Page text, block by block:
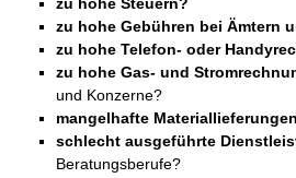
zu hohe Gebühren bei Ämtern
zu hohe Telefon- oder
zu hohe Gas- und
und Konzerne?
mangelhafte Materiallieferungen
schlecht ausgeführte
Beratungsberufe?